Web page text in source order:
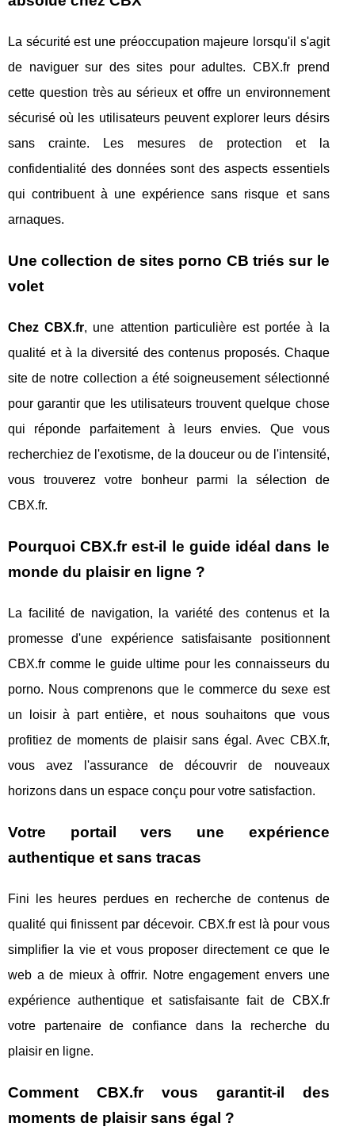
La sécurité est une préoccupation majeure lorsqu'il s'agit
de naviguer sur des sites pour adultes. CBX.fr prend
cette question très au sérieux et offre un environnement
sécurisé où les utilisateurs peuvent explorer leurs désirs
sans crainte. Les mesures de protection et la
confidentialité des données sont des aspects essentiels
qui contribuent à une expérience sans risque et sans
arnaques.
Une collection de sites porno CB triés sur le
volet
Chez CBX.fr, une attention particulière est portée à la
qualité et à la diversité des contenus proposés. Chaque
site de notre collection a été soigneusement sélectionné
pour garantir que les utilisateurs trouvent quelque chose
qui réponde parfaitement à leurs envies. Que vous
recherchiez de l'exotisme, de la douceur ou de l'intensité,
vous trouverez votre bonheur parmi la sélection de
CBX.fr.
Pourquoi CBX.fr est-il le guide idéal dans le
monde du plaisir en ligne ?
La facilité de navigation, la variété des contenus et la
promesse d'une expérience satisfaisante positionnent
CBX.fr comme le guide ultime pour les connaisseurs du
porno. Nous comprenons que le commerce du sexe est
un loisir à part entière, et nous souhaitons que vous
profitiez de moments de plaisir sans égal. Avec CBX.fr,
vous avez l'assurance de découvrir de nouveaux
horizons dans un espace conçu pour votre satisfaction.
Votre portail vers une expérience
authentique et sans tracas
Fini les heures perdues en recherche de contenus de
qualité qui finissent par décevoir. CBX.fr est là pour vous
simplifier la vie et vous proposer directement ce que le
web a de mieux à offrir. Notre engagement envers une
expérience authentique et satisfaisante fait de CBX.fr
votre partenaire de confiance dans la recherche du
plaisir en ligne.
Comment CBX.fr vous garantit-il des
moments de plaisir sans égal ?